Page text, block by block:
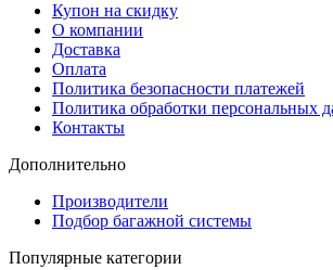
Купон на скидку
О компании
Доставка
Оплата
Политика безопасности платежей
Политика обработки персональных
Контакты
Дополнительно
Производители
Подбор багажной системы
Популярные категории